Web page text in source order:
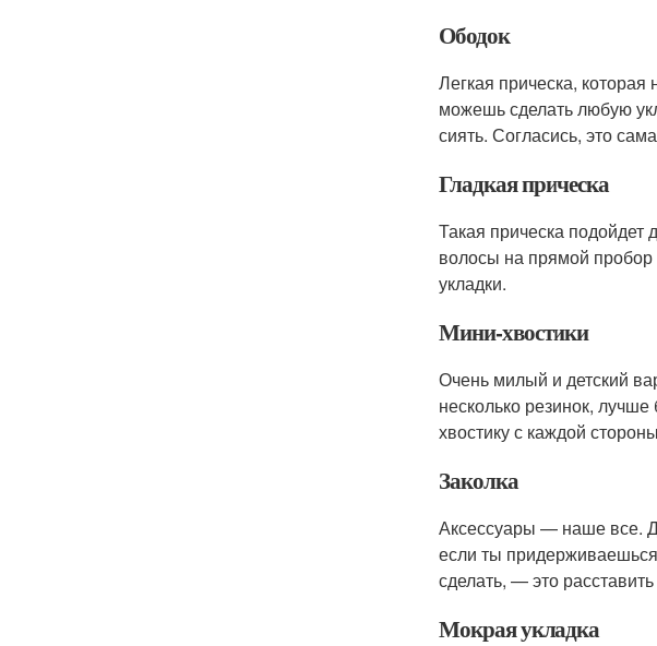
Ободок
Легкая прическа,
можешь сделать любую
сиять. Согласись, это
Гладкая прическа
Такая прическа
волосы на прямой пробор
укладки.
Мини-хвостики
Очень милый и детский
несколько резинок,
хвостику с каждой
Заколка
Аксессуары — наше все.
если ты
сделать, — это
Мокрая укладка